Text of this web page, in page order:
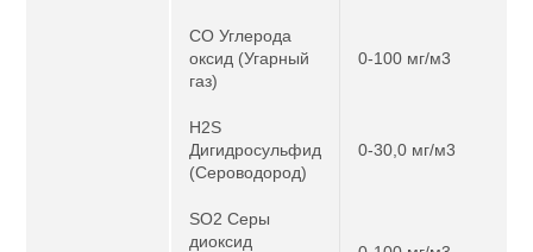
CO Углерода
оксид (Угарный
газ)
0-100 мг/м3
H2S
Дигидросульфид
(Сероводород)
0-30,0 мг/м3
SO2 Серы
диоксид